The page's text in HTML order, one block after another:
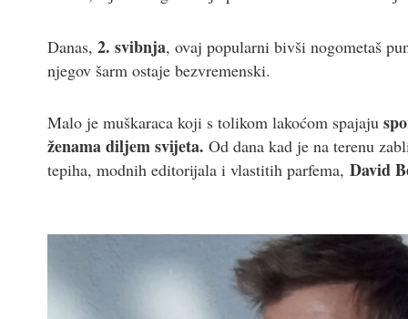
Danas, 2. svibnja, ovaj popularni bivši nogometaš
njegov šarm ostaje bezvremenski.
Malo je muškaraca koji s tolikom lakoćom spajaju
ženama diljem svijeta. Od dana kad je na terenu
tepiha, modnih editorijala i vlastitih parfema, David